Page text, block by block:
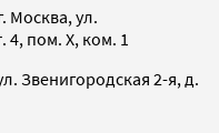
Москва, ул.
4, пом. X, ком. 1
Звенигородская 2-я, д.